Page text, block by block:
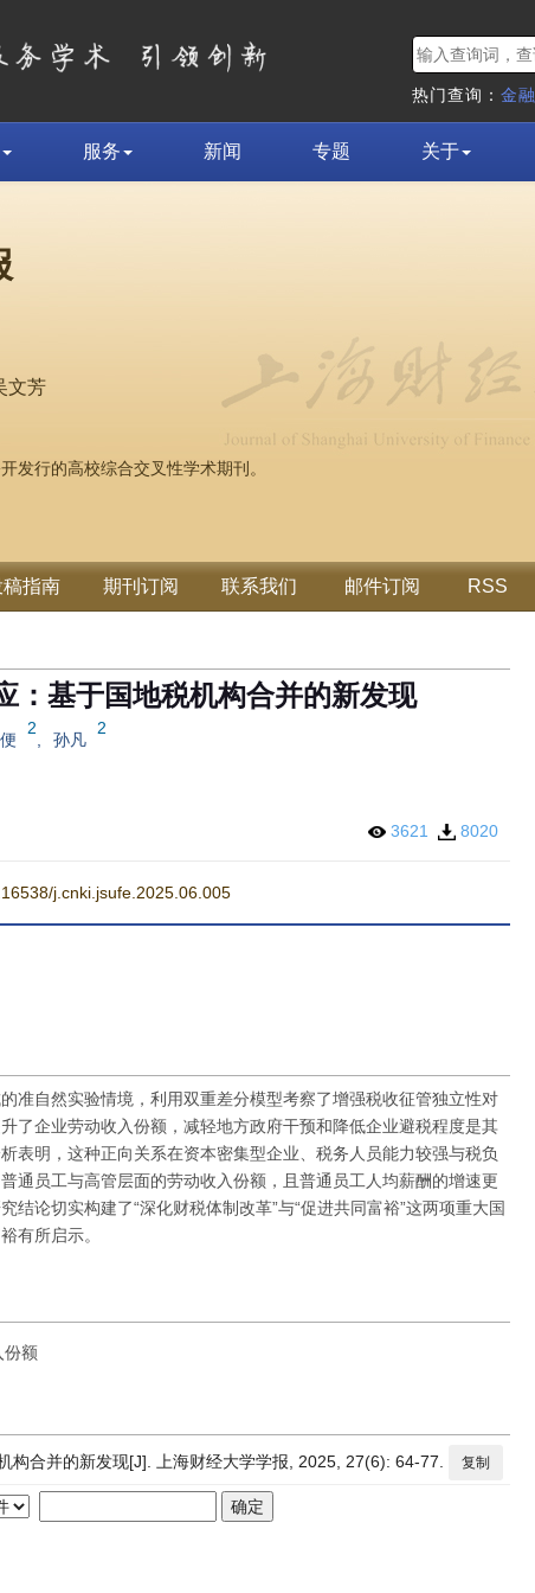
热门查询： 金融
服务 新闻 专题 关于
文芳
发行的高校综合交叉性学术期刊。
稿指南 期刊订阅 联系我们 邮件订阅 RSS
：基于国地税机构合并的新发现
2
孙凡
2
3621 8020
j.cnki.jsufe.2025.06.005
准自然实验情境，利用双重差分模型考察了增强税收征管独立性对
了企业劳动收入份额，减轻地方政府干预和降低企业避税程度是其
表明，这种正向关系在资本密集型企业、税务人员能力较强与税负
通员工与高管层面的劳动收入份额，且普通员工人均薪酬的增速更
论切实构建了“深化财税体制改革”与“促进共同富裕”这两项重大国
有所启示。
份额
合并的新发现[J]. 上海财经大学学报, 2025, 27(6): 64-77. 复制